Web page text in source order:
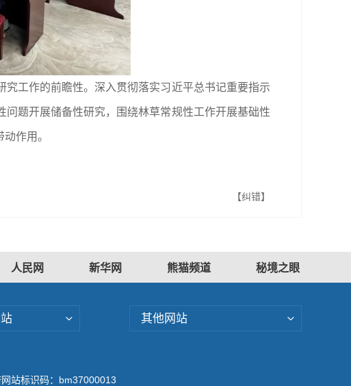
工作的前瞻性。深入贯彻落实习近平总书记重要指示
题开展储备性研究，围绕林草常规性工作开展基础性
作用。
【纠错】
人民网 新华网 熊猫频道 秘境之眼
其他网站
站标识码：bm37000013